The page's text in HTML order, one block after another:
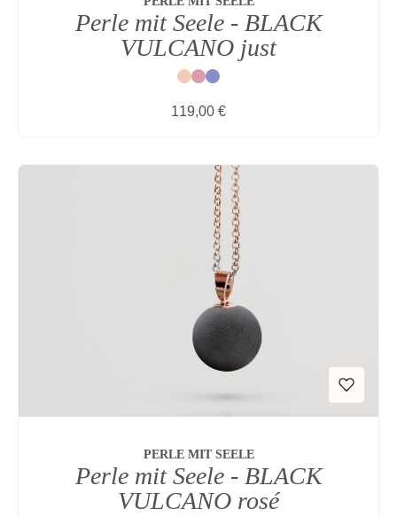
Perle mit Seele - BLACK
VULCANO just
Natur
RotBlau
Regulärer Preis:
119,00 €
PERLE MIT SEELE
Perle mit Seele - BLACK
VULCANO rosé